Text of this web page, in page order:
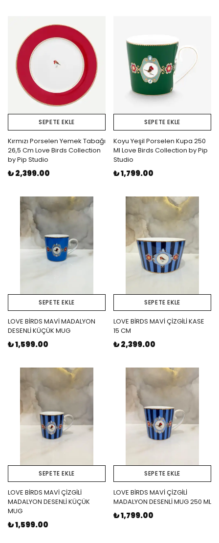
SEPETE EKLE
Kırmızı Porselen Yemek Tabağı
26,5 Cm Love Birds Collection
by Pip Studio
₺ 2,399.00
SEPETE EKLE
Koyu Yeşil Porselen Kupa 250
Ml Love Birds Collection by Pip
Studio
₺ 1,799.00
SEPETE EKLE
LOVE BİRDS MAVİ MADALYON
DESENLİ KÜÇÜK MUG
₺ 1,599.00
SEPETE EKLE
LOVE BİRDS MAVİ ÇİZGİLİ KASE
15 CM
₺ 2,399.00
SEPETE EKLE
LOVE BİRDS MAVİ ÇİZGİLİ
MADALYON DESENLİ KÜÇÜK
MUG
₺ 1,599.00
SEPETE EKLE
LOVE BİRDS MAVİ ÇİZGİLİ
MADALYON DESENLİ MUG 250 ML
₺ 1,799.00